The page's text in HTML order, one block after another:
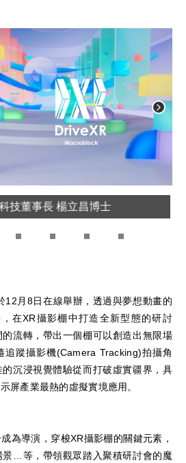
3 4 5 6
技董事長 楊立昌博士
12月8日在線舉辦，透過與夢想動畫的
在XR攝影棚中打造全新型態的研討
流轉，帶出一個棚可以創造出無限場
追蹤攝影機(Camera Tracking)拍攝角
沉浸視覺體驗從而打破虛實疆界，具
屏產業最熱的虛擬實境應用。
為導演，穿梭XR攝影棚的關鍵元素，
景…等，帶領觀眾踏入聚積研討會的魔